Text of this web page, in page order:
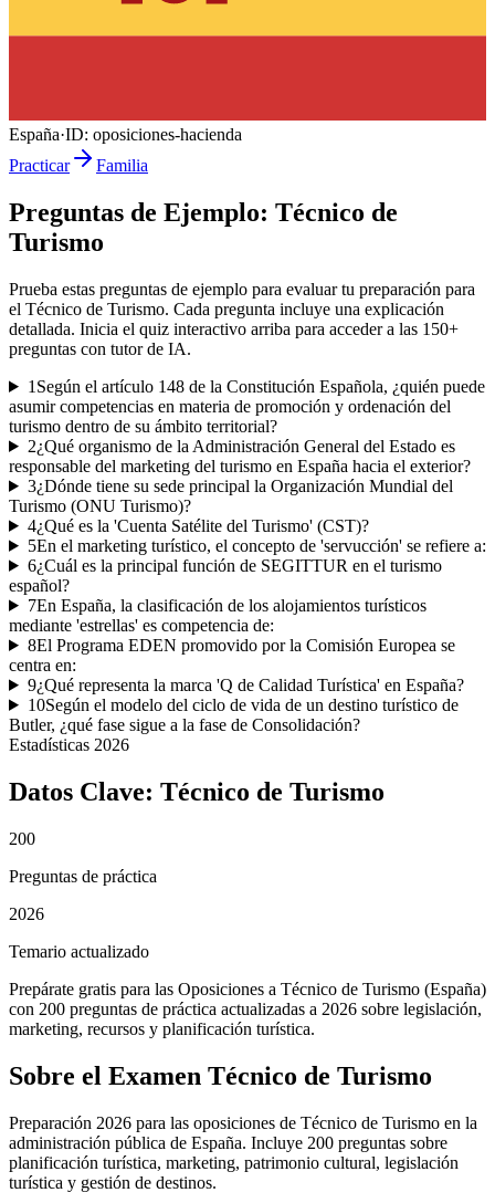
España·ID: oposiciones-hacienda
Practicar
Familia
Preguntas de Ejemplo: Técnico de
Turismo
Prueba estas preguntas de ejemplo para evaluar tu preparación para
el Técnico de Turismo. Cada pregunta incluye una explicación
detallada. Inicia el quiz interactivo arriba para acceder a las 150+
preguntas con tutor de IA.
1 Según el artículo 148 de la Constitución Española, ¿quién puede
asumir competencias en materia de promoción y ordenación del
turismo dentro de su ámbito territorial?
2¿Qué organismo de la Administración General del Estado es
responsable del marketing del turismo en España hacia el exterior?
3¿Dónde tiene su sede principal la Organización Mundial del
Turismo (ONU Turismo)?
4¿Qué es la 'Cuenta Satélite del Turismo' (CST)?
5En el marketing turístico, el concepto de 'servucción' se refiere a:
6¿Cuál es la principal función de SEGITTUR en el turismo
español?
7En España, la clasificación de los alojamientos turísticos
mediante 'estrellas' es competencia de:
8El Programa EDEN promovido por la Comisión Europea se
centra en:
9¿Qué representa la marca 'Q de Calidad Turística' en España?
10Según el modelo del ciclo de vida de un destino turístico de
Butler, ¿qué fase sigue a la fase de Consolidación?
Estadísticas 2026
Datos Clave: Técnico de Turismo
200
Preguntas de práctica
2026
Temario actualizado
Prepárate gratis para las Oposiciones a Técnico de Turismo (España)
con 200 preguntas de práctica actualizadas a 2026 sobre legislación,
marketing, recursos y planificación turística.
Sobre el Examen Técnico de Turismo
Preparación 2026 para las oposiciones de Técnico de Turismo en la
administración pública de España. Incluye 200 preguntas sobre
planificación turística, marketing, patrimonio cultural, legislación
turística y gestión de destinos.